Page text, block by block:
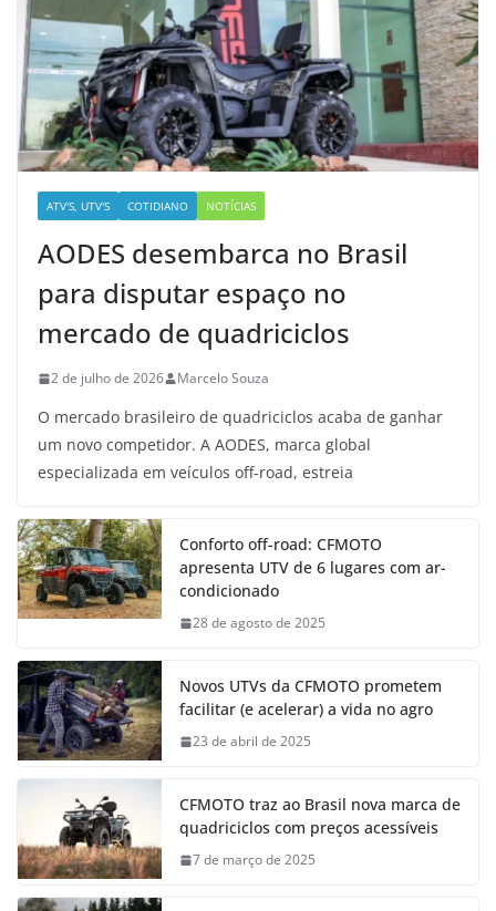
ATV'S, UTV'S COTIDIANO NOTÍCIAS
AODES desembarca no Brasil
para disputar espaço no
mercado de quadriciclos
2 de julho de 2026 Marcelo Souza
O mercado brasileiro de quadriciclos acaba de ganhar
um novo competidor. A AODES, marca global
especializada em veículos off-road, estreia
Conforto off-road: CFMOTO
apresenta UTV de 6 lugares com ar-
condicionado
28 de agosto de 2025
Novos UTVs da CFMOTO prometem
facilitar (e acelerar) a vida no agro
23 de abril de 2025
CFMOTO traz ao Brasil nova marca de
quadriciclos com preços acessíveis
7 de março de 2025